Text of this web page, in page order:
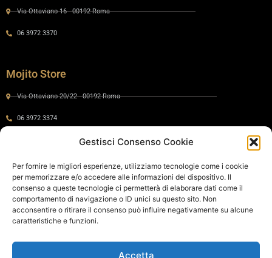
Gestisci Consenso Cookie
Per fornire le migliori esperienze, utilizziamo tecnologie come i cookie
per memorizzare e/o accedere alle informazioni del dispositivo. Il
consenso a queste tecnologie ci permetterà di elaborare dati come il
comportamento di navigazione o ID unici su questo sito. Non
acconsentire o ritirare il consenso può influire negativamente su alcune
caratteristiche e funzioni.
Accetta
Via Ottaviano 16 - 00192 Roma
06 3972 3370
Mojito Store
Via Ottaviano 20/22 - 00192 Roma
06 3972 3374
Via Ottaviano 24 - 00192 Roma
06 575 8821
Policy